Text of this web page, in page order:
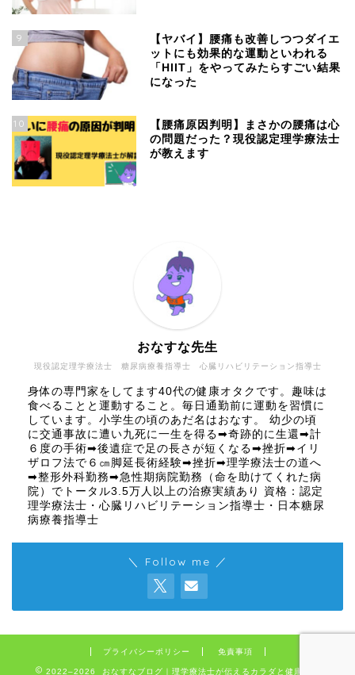
9
【ヤバイ】腰痛も改善しつつダイエ
ットにも効果的な運動といわれる
「HIIT」をやってみたらすごい結果
になった
10
【腰痛原因判明】まさかの腰痛は心
の問題だった？現役認定理学療法士
が教えます
現役認定理学療法士 糖尿病療養指導士 心臓リハビリテーション指導士
おなすな先生
身体の専門家をしてます40代の健康オタクです。趣味は
食べることと運動すること。毎日通勤前に運動を習慣に
しています。小学生の頃のあだ名はおなす。 幼少の頃
に交通事故に遭い九死に一生を得る➡奇跡的に生還➡計
６度の手術➡後遺症で足の長さが短くなる➡挫折➡イリ
ザロフ法で６㎝脚延長術経験➡挫折➡理学療法士の道へ
➡整形外科勤務➡急性期病院勤務（命を助けてくれた病
院）でトータル3.5万人以上の治療実績あり 資格：認定
理学療法士・心臓リハビリテーション指導士・日本糖尿
病療養指導士
＼ Follow me ／
プライバシーポリシー 免責事項
2022–2026 おなすなブログ｜理学療法士が伝えるカラダと健康の話